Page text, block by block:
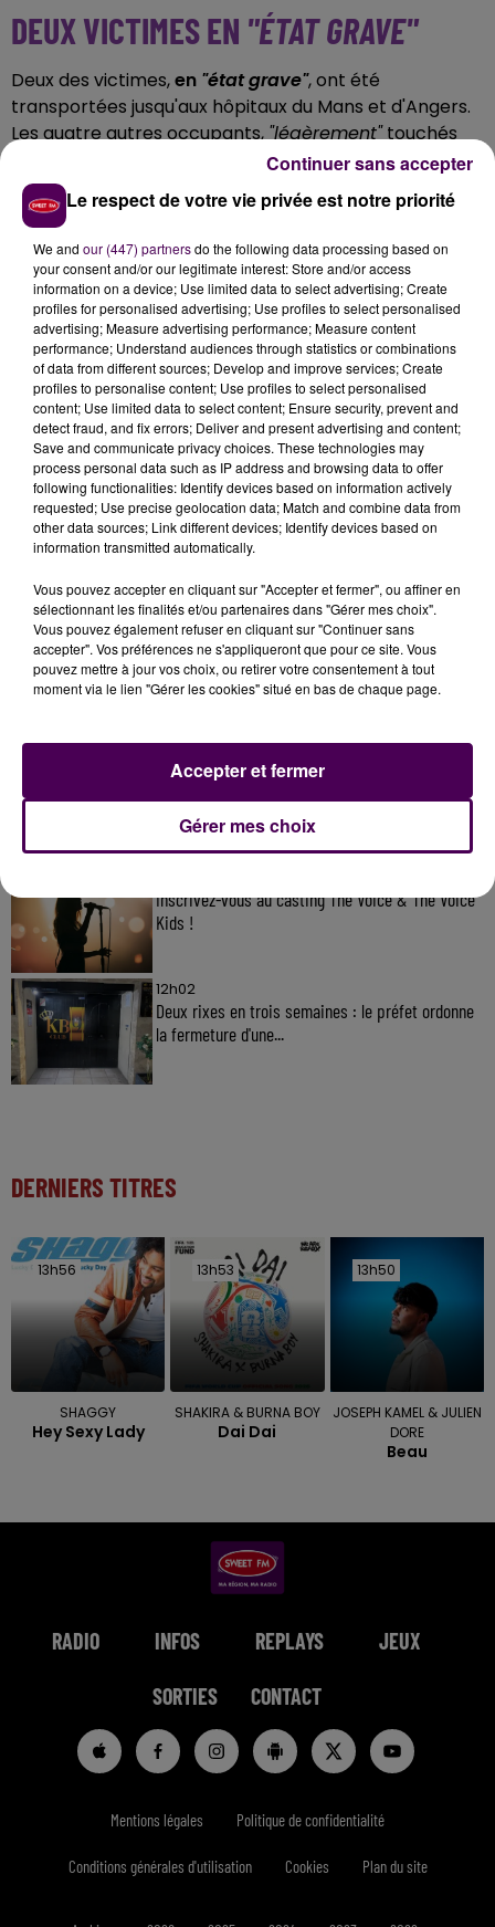
DEUX VICTIMES EN "ÉTAT GRAVE"
Deux des victimes,en "état grave", ont été
transportées jusqu'aux hôpitaux du Mans et d'Angers.
Les quatre autres occupants,"légèrement"touchés
pour leur part, sont partis soit jusqu'au CHM
également, soit soit au Pôle Santé Sud, au Mans
toujours.
PRÈS DE VINGT SECOURISTES
L'accident aura mobilisé près de vingt sapeurs-
pompiers, affectés aux centres de secours de La
Ferté-Bernard, Savigné-l'Evêque, Montfort-le-
Gesnois, Tuffé et Connerré avec un total de six engins
d'intervention.Un hélicoptère du Smur a aussi été
employé.
À LA UNE
31 juillet 2026
Gagnez vos entrées à Terra Botanica !
Inscrivez-vous au casting The Voice & The Voice
Kids !
12h02
Deux rixes en trois semaines : le préfet ordonne
la fermeture d'une...
DERNIERS TITRES
13h56
13h56
SHAGGY
Hey Sexy Lady
13h53
13h53
SHAKIRA & BURNA BOY
Dai Dai
13h50
13h50
JOSEPH KAMEL & JULIEN
DORE
Beau
RADIO INFOS REPLAYS JEUX
SORTIES CONTACT
Mentions légales Politique de confidentialité
Conditions générales d'utilisation Cookies Plan du site
Le respect de votre vie privée est notre priorité
We and our (447) partnersdo the following data processing based on
your consent and/or our legitimate interest: Store and/or access
information on a device; Use limited data to select advertising; Create
profiles for personalised advertising; Use profiles to select personalised
advertising; Measure advertising performance; Measure content
performance; Understand audiences through statistics or combinations
of data from different sources; Develop and improve services; Create
profiles to personalise content; Use profiles to select personalised
content; Use limited data to select content; Ensure security, prevent and
detect fraud, and fix errors; Deliver and present advertising and content;
Save and communicate privacy choices. These technologies may
process personal data such as IP address and browsing data to offer
following functionalities: Identify devices based on information actively
requested; Use precise geolocation data; Match and combine data from
other data sources; Link different devices; Identify devices based on
information transmitted automatically.
Vous pouvez accepter en cliquant sur "Accepter et fermer", ou affiner en
sélectionnant les finalités et/ou partenaires dans "Gérer mes choix".
Vous pouvez également refuser en cliquant sur "Continuer sans
accepter". Vos préférences ne s'appliqueront que pour ce site. Vous
pouvez mettre à jour vos choix, ou retirer votre consentement à tout
moment via le lien "Gérer les cookies" situé en bas de chaque page.
Gérer mes choix
Accepter et fermer
Continuer sans accepter